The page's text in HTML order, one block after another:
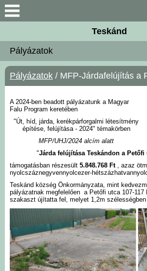
Keresés
Közös Önkormányzati
Hivatal
Naptár
Választási információk
Bemutatkozás
Falutörténet
Hírek
Önkormányzat
Intézmények
Pályázatok
Teskánd
Pályázatok
Pályázatok / MFP-Járdafelújítás a
A 2024-ben beadott pályázatunk a Magyar
Falu Program keretében
"Út, híd, járda, kerékpárforgalmi létesítmény
építése, felújítása - 2024" témakörben
MFP/UHJ/2024 alcím alatt
"Járda felújítása Teskándon a Petőfi
támogatásban részesült 5.848.768 Ft, azaz
nyolcszáznegyvennyolcezer-
Teskánd község Önkormányzata, mint
pályázatnak megfelelően a Petőfi utca 107-
szakaszt újítatta fel, melyet 1,2m